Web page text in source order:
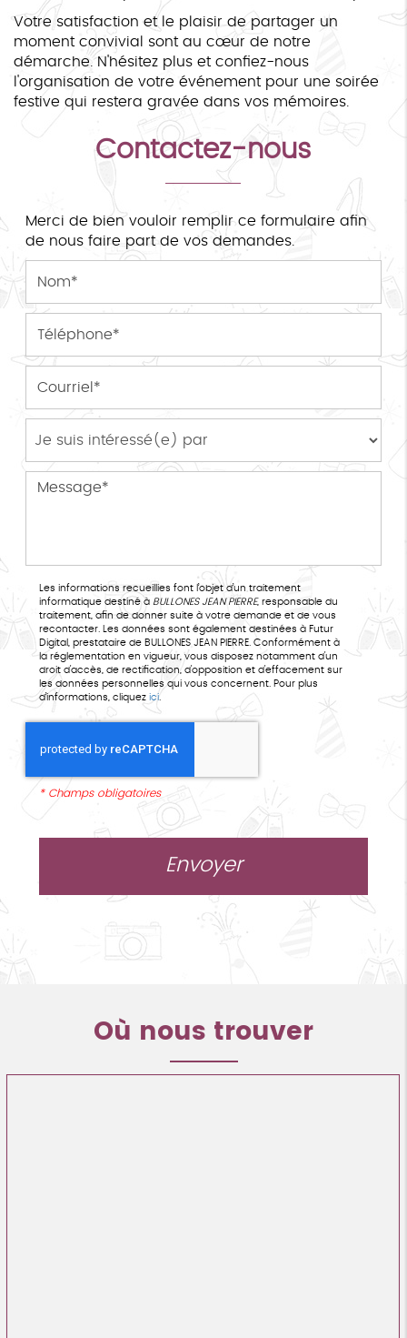
Votre satisfaction et le plaisir de partager un
moment convivial sont au cœur de notre
démarche. N'hésitez plus et confiez-nous
l'organisation de votre événement pour une soirée
festive qui restera gravée dans vos mémoires.
Contactez-nous
Merci de bien vouloir remplir ce formulaire afin
de nous faire part de vos demandes.
Les informations recueillies font l’objet d’un traitement
informatique destiné à
BULLONES JEAN PIERRE, responsable du
traitement, afin de donner suite à votre demande et de vous
recontacter. Les données sont également destinées à Futur
Digital, prestataire de BULLONES JEAN PIERRE. Conformément à
la réglementation en vigueur, vous disposez notamment d'un
droit d'accès, de rectification, d'opposition et d'effacement sur
les données personnelles qui vous concernent. Pour plus
d’informations, cliquez ici.
* Champs obligatoires
Où nous trouver